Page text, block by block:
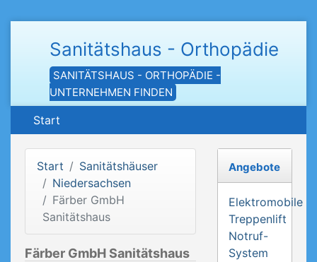
Sanitätshaus - Orthopädie
SANITÄTSHAUS - ORTHOPÄDIE -
UNTERNEHMEN FINDEN
Start
Start
Sanitätshäuser
Niedersachsen
Färber GmbH
Sanitätshaus
Färber GmbH Sanitätshaus
Angebote
Elektromobile
Treppenlift
Notruf-
System